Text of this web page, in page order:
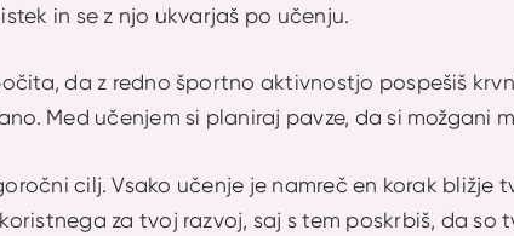
in se z njo ukvarjaš po učenju.
da z redno športno aktivnostjo pospešiš
Med učenjem si planiraj pavze, da si možgani
cilj. Vsako učenje je namreč en korak bližje
za tvoj razvoj, saj s tem poskrbiš, da so